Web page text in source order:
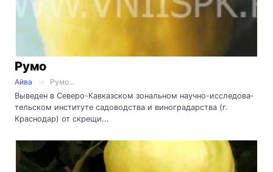
Румо
Айва
Румо...
Выведен в Северо-Кавказском зональном научно-исследо­ва­
тель­ском институте садоводства и виноградарства (г.
Краснодар) от скрещи...